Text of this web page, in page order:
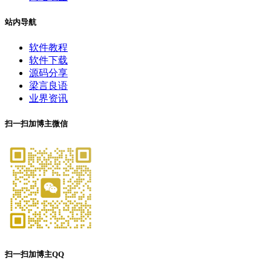
站内导航
软件教程
软件下载
源码分享
梁言良语
业界资讯
扫一扫加博主微信
扫一扫加博主QQ